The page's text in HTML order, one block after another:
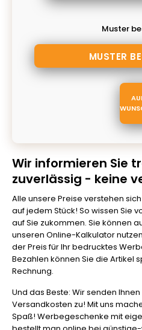
Muster
Wir informieren Sie
zuverlässig - keine
Alle unsere Preise verstehen
auf jedem Stück! So wissen Sie
auf Sie zukommen. Sie können
unseren Online-Kalkulator
der Preis für Ihr bedrucktes
Bezahlen können Sie die Artikel
Rechnung.
Und das Beste: Wir senden
Versandkosten zu! Mit uns
Spaß! Werbegeschenke mit